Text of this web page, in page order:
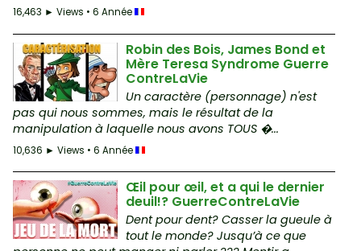
16,463 ► Views • 6 Année
Robin des Bois, James Bond et
Mère Teresa Syndrome Guerre
ContreLaVie
Un caractère (personnage) n'est
pas qui nous sommes, mais le résultat de la
manipulation à laquelle nous avons TOUS �...
10,636 ► Views • 6 Année
Œil pour œil, et a qui le dernier
deuil!? GuerreContreLaVie
Dent pour dent? Casser la gueule à
tout le monde? Jusqu’à ce que